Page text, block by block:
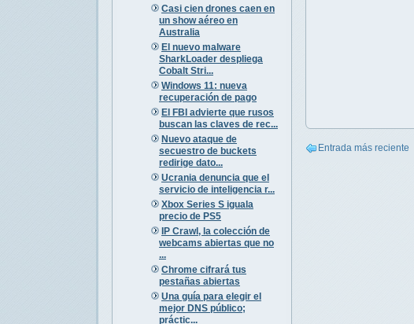
Casi cien drones caen en
un show aéreo en
Australia
El nuevo malware
SharkLoader despliega
Cobalt Stri...
Windows 11: nueva
recuperación de pago
El FBI advierte que rusos
buscan las claves de rec...
Nuevo ataque de
secuestro de buckets
redirige dato...
Ucrania denuncia que el
servicio de inteligencia r...
Xbox Series S iguala
precio de PS5
IP Crawl, la colección de
webcams abiertas que no
...
Chrome cifrará tus
pestañas abiertas
Una guía para elegir el
mejor DNS público;
práctic...
Entrada más reciente